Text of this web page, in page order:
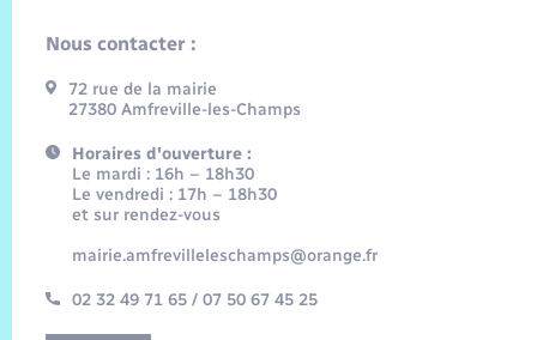
Nous contacter :
72 rue de la mairie
27380 Amfreville-les-Champs
Horaires d'ouverture :
Le mardi : 16h – 18h30
Le vendredi : 17h – 18h30
et sur rendez-vous
mairie.amfrevilleleschamps@orange.fr
02 32 49 71 65 / 07 50 67 45 25